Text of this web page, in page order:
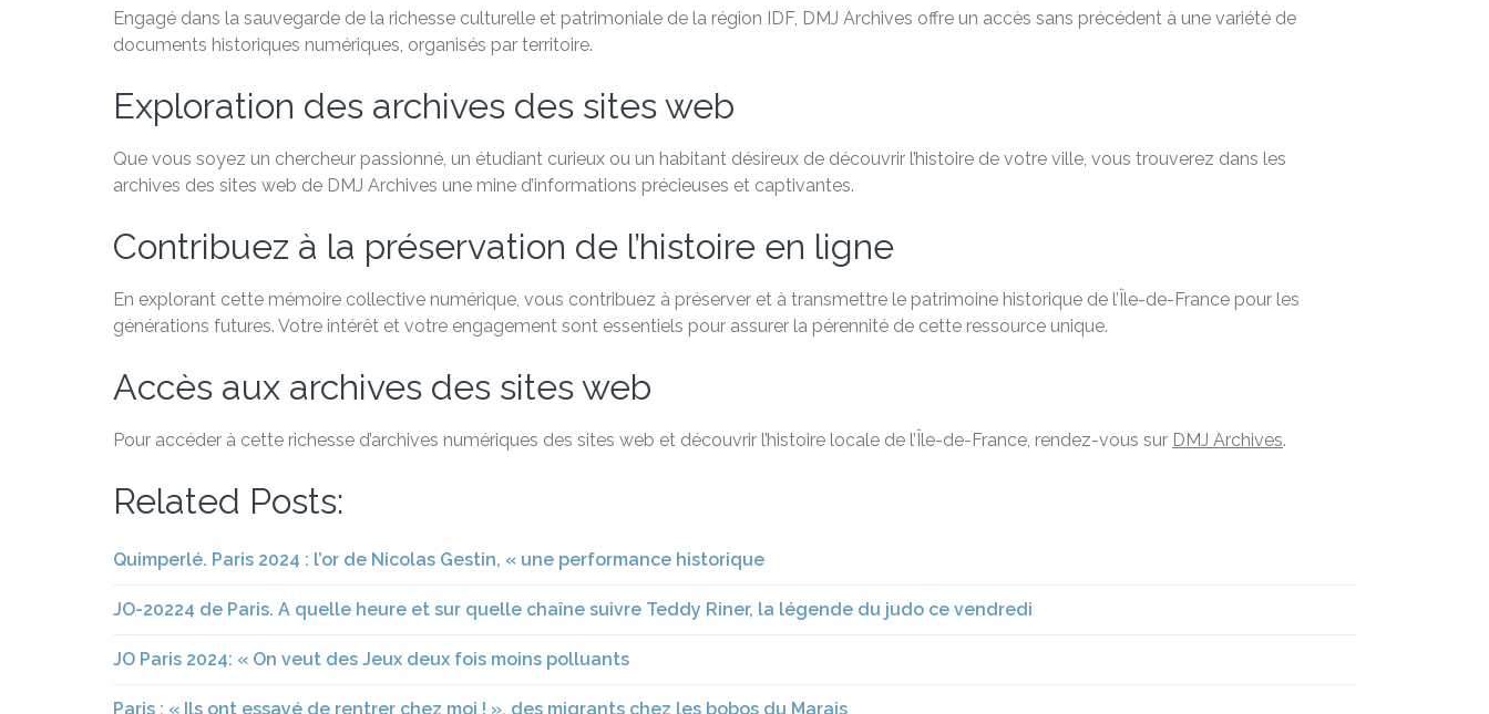
Engagé dans la sauvegarde de la richesse culturelle et patrimoniale de la région IDF, DMJ Archives offre un accès sans précédent à une variété de
documents historiques numériques, organisés par territoire.
Exploration des archives des sites web
Que vous soyez un chercheur passionné, un étudiant curieux ou un habitant désireux de découvrir l’histoire de votre ville, vous trouverez dans les
archives des sites web de DMJ Archives une mine d’informations précieuses et captivantes.
Contribuez à la préservation de l’histoire en ligne
En explorant cette mémoire collective numérique, vous contribuez à préserver et à transmettre le patrimoine historique de l’Île-de-France pour les
générations futures. Votre intérêt et votre engagement sont essentiels pour assurer la pérennité de cette ressource unique.
Accès aux archives des sites web
Pour accéder à cette richesse d’archives numériques des sites web et découvrir l’histoire locale de l’Île-de-France, rendez-vous sur DMJ Archives.
Related Posts:
Quimperlé. Paris 2024 : l’or de Nicolas Gestin, « une performance historique
JO-20224 de Paris. A quelle heure et sur quelle chaîne suivre Teddy Riner, la légende du judo ce vendredi
JO Paris 2024: « On veut des Jeux deux fois moins polluants
Paris : « Ils ont essayé de rentrer chez moi ! », des migrants chez les bobos du Marais